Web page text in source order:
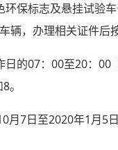
保标志及悬挂试验
，办理相关证件后
的07：00至20：00
。
7日至2020年1月5